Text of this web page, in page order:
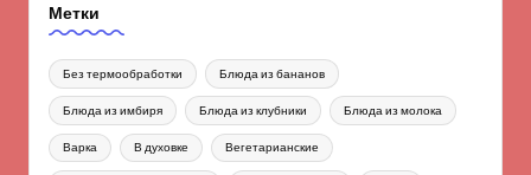
Метки
Без термообработки Блюда из бананов
Блюда из имбиря Блюда из клубники Блюда из молока
Варка В духовке Вегетарианские